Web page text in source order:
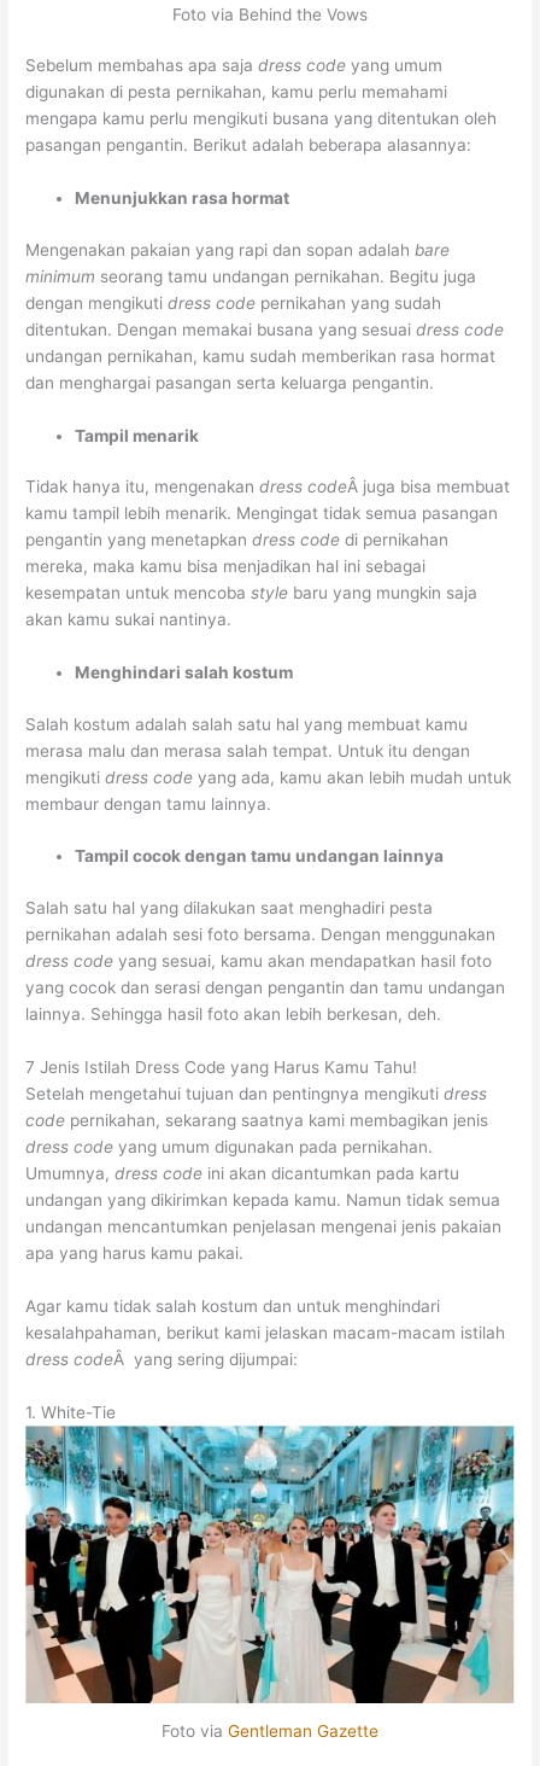
Foto via Behind the Vows
Sebelum membahas apa sajadress code yang umum
digunakan di pesta pernikahan, kamu perlu memahami
mengapa kamu perlu mengikuti busana yang ditentukan oleh
pasangan pengantin. Berikut adalah beberapa alasannya:
Menunjukkan rasa hormat
Mengenakan pakaian yang rapi dan sopan adalah bare
minimum seorang tamu undangan pernikahan. Begitu juga
dengan mengikutidress code pernikahan yang sudah
ditentukan. Dengan memakai busana yang sesuaidress code
undangan pernikahan, kamu sudah memberikan rasa hormat
dan menghargai pasangan serta keluarga pengantin.
Tampil menarik
Tidak hanya itu, mengenakandress codeÂ juga bisa membuat
kamu tampil lebih menarik. Mengingat tidak semua pasangan
pengantin yang menetapkandress code di pernikahan
mereka, maka kamu bisa menjadikan hal ini sebagai
kesempatan untuk mencobastyle baru yang mungkin saja
akan kamu sukai nantinya.
Menghindari salah kostum
Salah kostum adalah salah satu hal yang membuat kamu
merasa malu dan merasa salah tempat. Untuk itu dengan
mengikutidress code yang ada, kamu akan lebih mudah untuk
membaur dengan tamu lainnya.
Tampil cocok dengan tamu undangan lainnya
Salah satu hal yang dilakukan saat menghadiri pesta
pernikahan adalah sesi foto bersama. Dengan menggunakan
dress code yang sesuai, kamu akan mendapatkan hasil foto
yang cocok dan serasi dengan pengantin dan tamu undangan
lainnya. Sehingga hasil foto akan lebih berkesan, deh.
7 Jenis Istilah Dress Code yang Harus Kamu Tahu!
Setelah mengetahui tujuan dan pentingnya mengikutidress
code pernikahan, sekarang saatnya kami membagikan jenis
dress code yang umum digunakan pada pernikahan.
Umumnya,dress code ini akan dicantumkan pada kartu
undangan yang dikirimkan kepada kamu. Namun tidak semua
undangan mencantumkan penjelasan mengenai jenis pakaian
apa yang harus kamu pakai.
Agar kamu tidak salah kostum dan untuk menghindari
kesalahpahaman, berikut kami jelaskan macam-macam istilah
dress codeÂ yang sering dijumpai:
1. White-Tie
Foto via Gentleman Gazette